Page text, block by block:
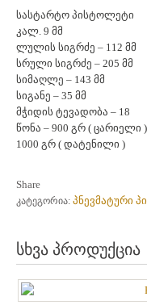
სასტარტო პისტოლეტი
კალ. 9 მმ
ლულის სიგრძე – 112 მმ
სრული სიგრძე – 205 მმ
სიმაღლე – 143 მმ
სიგანე – 35 მმ
მჭიდის ტევადობა – 18
წონა – 900 გრ ( ცარიელი )
1000 გრ ( დატენილი )
Share
კატეგორია: პნევმატური
სხვა პროდუქცია